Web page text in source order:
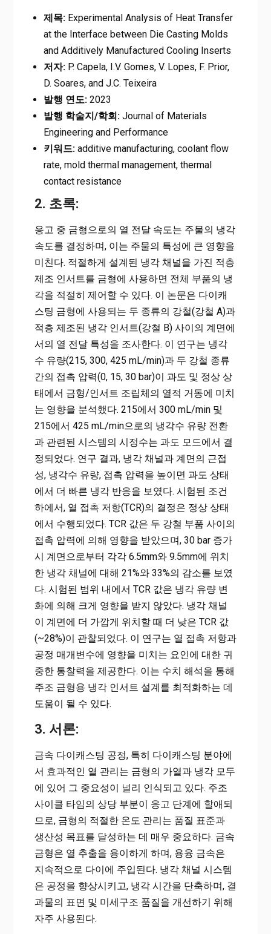
제목:Experimental Analysis of Heat Transfer
at the Interface between Die Casting Molds
and Additively Manufactured Cooling Inserts
저자:P. Capela, I.V. Gomes, V. Lopes, F. Prior,
D. Soares, and J.C. Teixeira
발행 연도:2023
발행 학술지/학회:Journal of Materials
Engineering and Performance
키워드:additive manufacturing, coolant flow
rate, mold thermal management, thermal
contact resistance
2. 초록:
응고 중 금형으로의 열 전달 속도는 주물의 냉각
속도를 결정하며, 이는 주물의 특성에 큰 영향을
미친다. 적절하게 설계된 냉각 채널을 가진 적층
제조 인서트를 금형에 사용하면 전체 부품의 냉
각을 적절히 제어할 수 있다. 이 논문은 다이캐
스팅 금형에 사용되는 두 종류의 강철(강철 A)과
적층 제조된 냉각 인서트(강철 B) 사이의 계면에
서의 열 전달 특성을 조사한다. 이 연구는 냉각
수 유량(215, 300, 425 mL/min)과 두 강철 종류
간의 접촉 압력(0, 15, 30 bar)이 과도 및 정상 상
태에서 금형/인서트 조립체의 열적 거동에 미치
는 영향을 분석했다. 215에서 300 mL/min 및
215에서 425 mL/min으로의 냉각수 유량 전환
과 관련된 시스템의 시정수는 과도 모드에서 결
정되었다. 연구 결과, 냉각 채널과 계면의 근접
성, 냉각수 유량, 접촉 압력을 높이면 과도 상태
에서 더 빠른 냉각 반응을 보였다. 시험된 조건
하에서, 열 접촉 저항(TCR)의 결정은 정상 상태
에서 수행되었다. TCR 값은 두 강철 부품 사이의
접촉 압력에 의해 영향을 받았으며, 30 bar 증가
시 계면으로부터 각각 6.5mm와 9.5mm에 위치
한 냉각 채널에 대해 21%와 33%의 감소를 보였
다. 시험된 범위 내에서 TCR 값은 냉각 유량 변
화에 의해 크게 영향을 받지 않았다. 냉각 채널
이 계면에 더 가깝게 위치할 때 더 낮은 TCR 값
(~28%)이 관찰되었다. 이 연구는 열 접촉 저항과
공정 매개변수에 영향을 미치는 요인에 대한 귀
중한 통찰력을 제공한다. 이는 수치 해석을 통해
주조 금형용 냉각 인서트 설계를 최적화하는 데
도움이 될 수 있다.
3. 서론:
금속 다이캐스팅 공정, 특히 다이캐스팅 분야에
서 효과적인 열 관리는 금형의 가열과 냉각 모두
에 있어 그 중요성이 널리 인식되고 있다. 주조
사이클 타임의 상당 부분이 응고 단계에 할애되
므로, 금형의 적절한 온도 관리는 품질 표준과
생산성 목표를 달성하는 데 매우 중요하다. 금속
금형은 열 추출을 용이하게 하며, 용융 금속은
지속적으로 다이에 주입된다. 냉각 채널 시스템
은 공정을 향상시키고, 냉각 시간을 단축하며, 결
과물의 표면 및 미세구조 품질을 개선하기 위해
자주 사용된다.